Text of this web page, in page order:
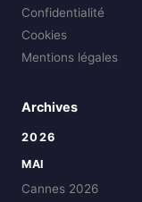
Confidentialité
Cookies
Mentions légales
Archives
2026
MAI
Cannes 2026